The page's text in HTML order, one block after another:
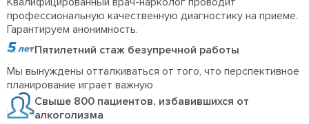
профессиональную качественную диагностику на приеме.
Гарантируем анонимность.
Пятилетний стаж безупречной работы
Мы вынуждены отталкиваться от того, что перспективное
планирование играет важную
Свыше 800 пациентов, избавившихся от
алкоголизма